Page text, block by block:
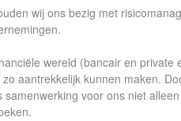
wij ons bezig met
wereld (bancair en
aantrekkelijk kunnen maken.
samenwerking voor ons niet